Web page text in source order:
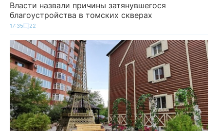
Власти назвали причины затянувшегося
благоустройства в томских скверах
17:35 22